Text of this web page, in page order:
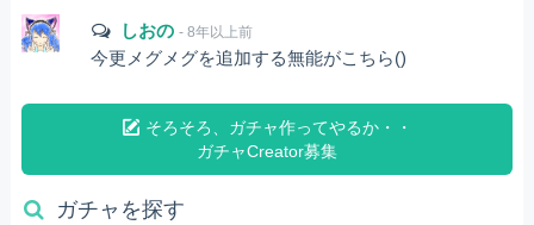
しおの - 8年以上前
今更メグメグを追加する無能がこちら()
そろそろ、ガチャ作ってやるか・・
ガチャCreator募集
ガチャを探す